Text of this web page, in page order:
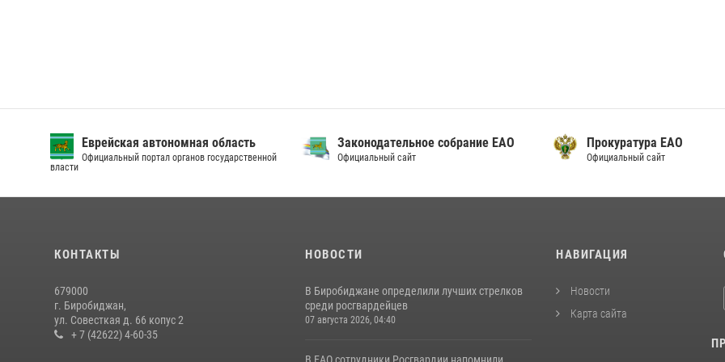
Еврейская автономная область
Официальный портал органов государственной
власти
Законодательное собрание ЕАО
Официальный сайт
Прокуратура ЕАО
Официальный сайт
КОНТАКТЫ
679000
г. Биробиджан,
ул. Совесткая д. 66 копус 2
+ 7 (42622) 4-60-35
НОВОСТИ
В Биробиджане определили лучших стрелков
среди росгвардейцев
07 августа 2026, 04:40
НАВИГАЦИЯ
Новости
Карта сайта